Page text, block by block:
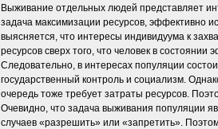
Выживание отдельных людей представляет
задача максимизации ресурсов, эффективно
выясняется, что интересы индивидуума к
ресурсов сверх того, что человек в
Следовательно, в интересах популяции
государственный контроль и социализм.
очередь тоже требует затраты ресурсов.
Очевидно, что задача выживания популяции
случаев «разрешить» или «запретить».